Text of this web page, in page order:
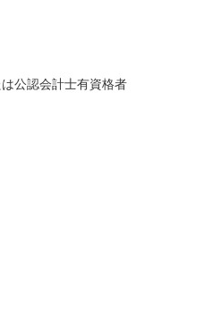
公認会計士有資格者